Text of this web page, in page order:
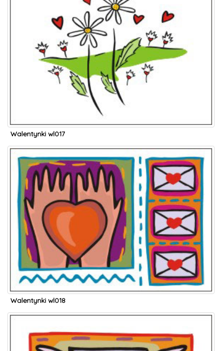
Walentynki wl017
Walentynki wl018